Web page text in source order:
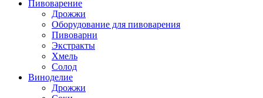
Пивоварение
Дрожжи
Оборудование для пивоварения
Пивоварни
Экстракты
Хмель
Солод
Виноделие
Дрожжи